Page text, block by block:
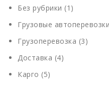
Без рубрики (1)
Грузовые автоперевозки
Грузоперевозка (3)
Доставка (4)
Карго (5)